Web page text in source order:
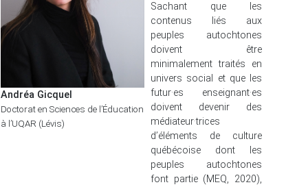
Andréa Gicquel
Doctorat en Sciences de l’Éducation
à l’UQAR (Lévis)
Sachant que les
contenus liés aux
peuples autochtones
doivent être
minimalement traités en
univers social et que les
futur·es enseignant·es
doivent devenir des
médiateur·trices
d’éléments de culture
québécoise dont les
peuples autochtones
font partie (MEQ, 2020),